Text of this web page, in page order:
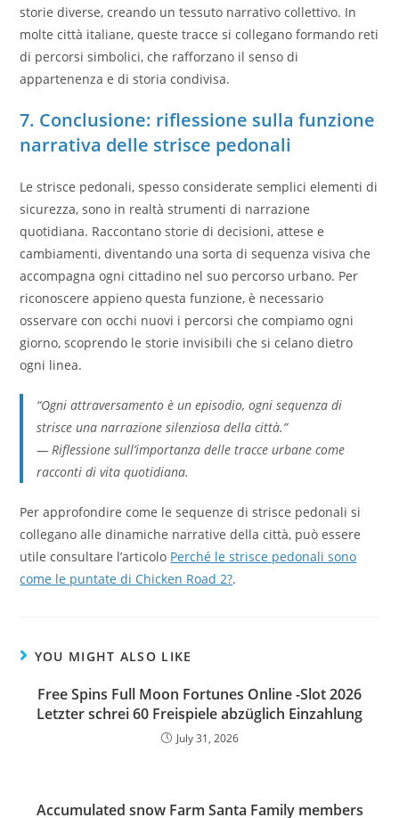
storie diverse, creando un tessuto narrativo collettivo. In
molte città italiane, queste tracce si collegano formando reti
di percorsi simbolici, che rafforzano il senso di
appartenenza e di storia condivisa.
7. Conclusione: riflessione sulla funzione
narrativa delle strisce pedonali
Le strisce pedonali, spesso considerate semplici elementi di
sicurezza, sono in realtà strumenti di narrazione
quotidiana. Raccontano storie di decisioni, attese e
cambiamenti, diventando una sorta di sequenza visiva che
accompagna ogni cittadino nel suo percorso urbano. Per
riconoscere appieno questa funzione, è necessario
osservare con occhi nuovi i percorsi che compiamo ogni
giorno, scoprendo le storie invisibili che si celano dietro
ogni linea.
“Ogni attraversamento è un episodio, ogni sequenza di
strisce una narrazione silenziosa della città.”
— Riflessione sull’importanza delle tracce urbane come
racconti di vita quotidiana.
Per approfondire come le sequenze di strisce pedonali si
collegano alle dinamiche narrative della città, può essere
utile consultare l’articolo Perché le strisce pedonali sono
come le puntate di Chicken Road 2?.
YOU MIGHT ALSO LIKE
Free Spins Full Moon Fortunes Online -Slot 2026
Letzter schrei 60 Freispiele abzüglich Einzahlung
July 31, 2026
Accumulated snow Farm Santa Family members